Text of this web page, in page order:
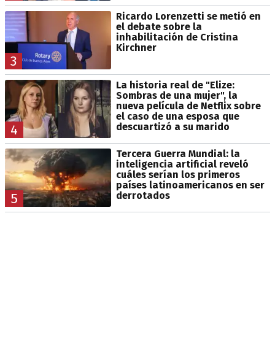
3
Ricardo Lorenzetti se metió en
el debate sobre la
inhabilitación de Cristina
Kirchner
4
La historia real de "Elize:
Sombras de una mujer", la
nueva película de Netflix sobre
el caso de una esposa que
descuartizó a su marido
5
Tercera Guerra Mundial: la
inteligencia artificial reveló
cuáles serían los primeros
países latinoamericanos en ser
derrotados